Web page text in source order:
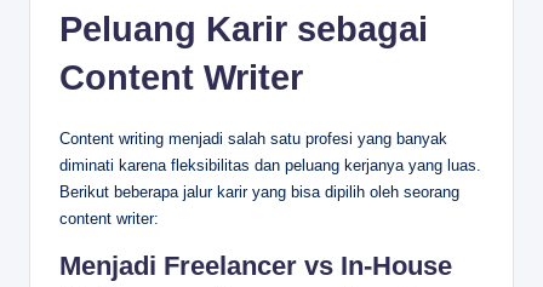
Peluang Karir sebagai
Content Writer
Content writing menjadi salah satu profesi yang banyak
diminati karena fleksibilitas dan peluang kerjanya yang luas.
Berikut beberapa jalur karir yang bisa dipilih oleh seorang
content writer:
Menjadi Freelancer vs In-House